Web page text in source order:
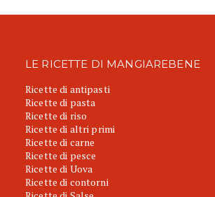
LE RICETTE DI MANGIAREBENE
Ricette di antipasti
Ricette di pasta
Ricette di riso
Ricette di altri primi
Ricette di carne
Ricette di pesce
Ricette di Uova
Ricette di contorni